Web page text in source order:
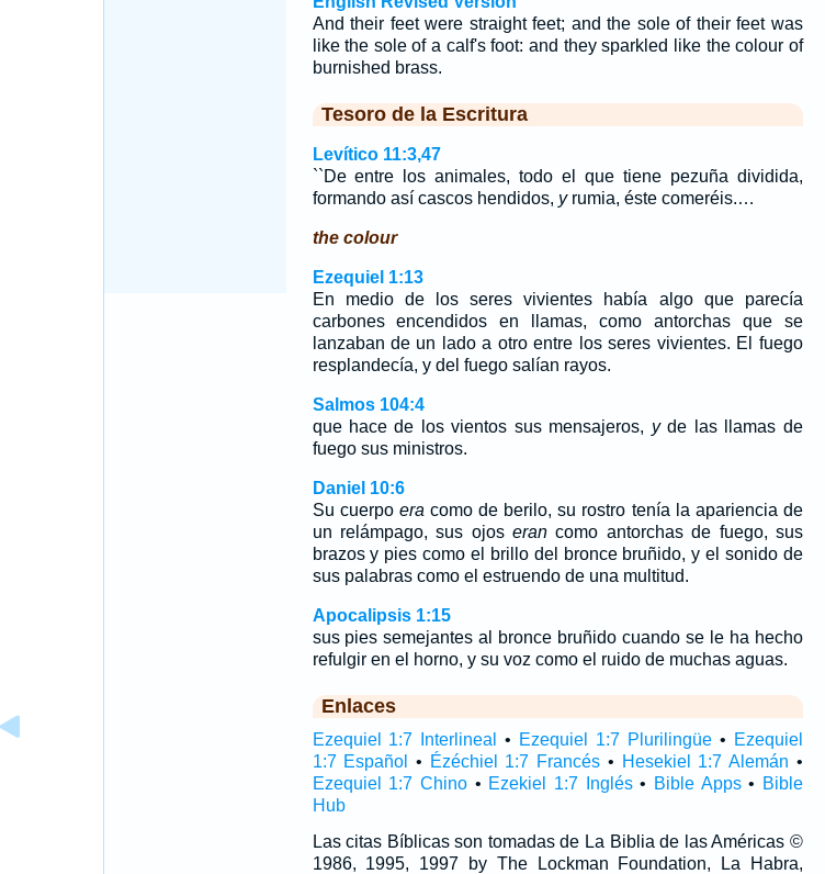
And their feet were straight feet; and the sole of their feet was
like the sole of a calf's foot: and they sparkled like the colour of
burnished brass.
Tesoro de la Escritura
Levítico 11:3,47
``De entre los animales, todo el que tiene pezuña dividida,
formando así cascos hendidos, yrumia, éste comeréis.…
the colour
Ezequiel 1:13
En medio de los seres vivientes había algo que parecía
carbones encendidos en llamas, como antorchas que se
lanzaban de un lado a otro entre los seres vivientes. El fuego
resplandecía, y del fuego salían rayos.
Salmos 104:4
que hace de los vientos sus mensajeros, yde las llamas de
fuego sus ministros.
Daniel 10:6
Su cuerpo era como de berilo, su rostro tenía la apariencia de
un relámpago, sus ojoseran como antorchas de fuego, sus
brazos y pies como el brillo del bronce bruñido, y el sonido de
sus palabras como el estruendo de una multitud.
Apocalipsis 1:15
sus pies semejantes al bronce bruñido cuando se le ha hecho
refulgir en el horno, y su voz como el ruido de muchas aguas.
Enlaces
Ezequiel 1:7 Interlineal • Ezequiel 1:7 Plurilingüe • Ezequiel
1:7 Español
• Ézéchiel 1:7 Francés • Hesekiel 1:7 Alemán •
Ezequiel 1:7 Chino• Ezekiel 1:7 Inglés• Bible Apps• Bible
Hub
Las citas Bíblicas son tomadas de La Biblia de las Américas ©
1986, 1995, 1997 by The Lockman Foundation, La Habra,